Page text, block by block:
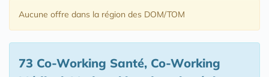
Aucune offre dans la région des DOM/TOM
73 Co-Working Santé, Co-Working